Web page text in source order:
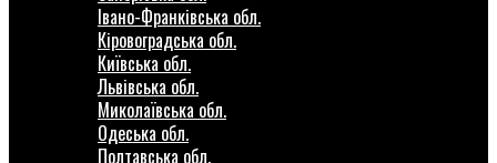
Івано-Франківська обл.
Кіровоградська обл.
Київська обл.
Львівська обл.
Миколаївська обл.
Одеська обл.
Полтавська обл.